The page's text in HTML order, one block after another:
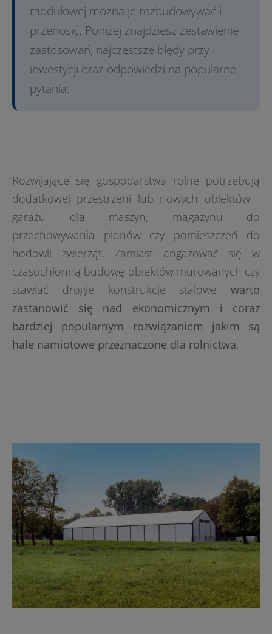
modułowej można je rozbudowywać i
przenosić. Poniżej znajdziesz zestawienie
zastosowań, najczęstsze błędy przy
inwestycji oraz odpowiedzi na popularne
pytania.
Rozwijające się gospodarstwa rolne potrzebują
dodatkowej przestrzeni lub nowych obiektów -
garażu dla maszyn, magazynu do
przechowywania plonów czy pomieszczeń do
hodowli zwierząt. Zamiast angażować się w
czasochłonną budowę obiektów murowanych czy
stawiać drogie konstrukcje stalowe warto
zastanowić się nad ekonomicznym i coraz
bardziej popularnym rozwiązaniem jakim są
hale namiotowe przeznaczone dla rolnictwa.